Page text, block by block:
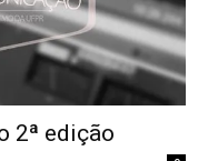
2ª edição